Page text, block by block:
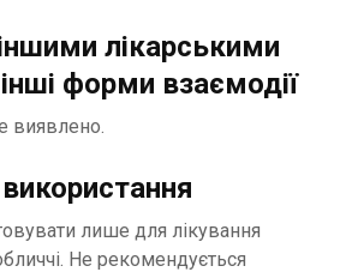
лікарськими
форми взаємодії
виявлено.
лише для лікування
Не рекомендується